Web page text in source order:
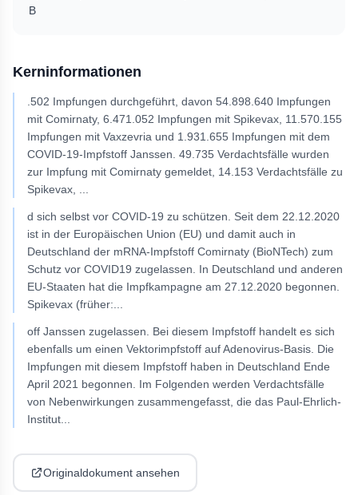
B
Kerninformationen
.502 Impfungen durchgeführt, davon 54.898.640 Impfungen
mit Comirnaty, 6.471.052 Impfungen mit Spikevax, 11.570.155
Impfungen mit Vaxzevria und 1.931.655 Impfungen mit dem
COVID-19-Impfstoff Janssen. 49.735 Verdachtsfälle wurden
zur Impfung mit Comirnaty gemeldet, 14.153 Verdachtsfälle zu
Spikevax,
d sich selbst vor COVID-19 zu schützen. Seit dem 22.12.2020
ist in der Europäischen Union (EU) und damit auch in
Deutschland der mRNA-Impfstoff Comirnaty (BioNTech) zum
Schutz vor COVID19 zugelassen. In Deutschland und anderen
EU-Staaten hat die Impfkampagne am 27.12.2020 begonnen.
Spikevax (früher:
off Janssen zugelassen. Bei diesem Impfstoff handelt es sich
ebenfalls um einen Vektorimpfstoff auf Adenovirus-Basis. Die
Impfungen mit diesem Impfstoff haben in Deutschland Ende
April 2021 begonnen. Im Folgenden werden Verdachtsfälle
von Nebenwirkungen zusammengefasst, die das Paul-Ehrlich-
Institut
Originaldokument ansehen